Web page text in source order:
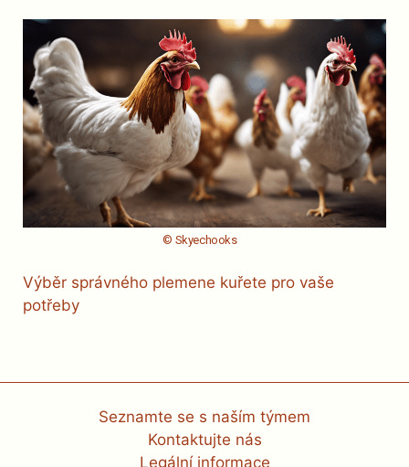
© Skyechooks
Výběr správného plemene kuřete pro vaše
potřeby
Seznamte se s naším týmem
Kontaktujte nás
Legální informace